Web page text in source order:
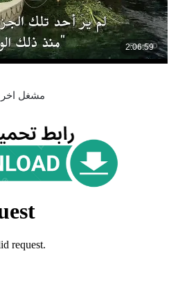
مشغل اخر